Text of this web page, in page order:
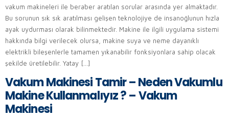
vakum makineleri ile beraber aratılan sorular arasında yer almaktadır.
Bu sorunun sık sık aratılması gelişen teknolojiye de insanoğlunun hızla
ayak uydurması olarak bilinmektedir. Makine ile ilgili uygulama sistemi
hakkında bilgi verilecek olursa, makine suya ve neme dayanıklı
elektrikli bileşenlerle tamamen yıkanabilir fonksiyonlara sahip olacak
şekilde üretilebilir. Yatay […]
Vakum Makinesi Tamir – Neden Vakumlu
Makine Kullanmalıyız ? – Vakum
Makinesi